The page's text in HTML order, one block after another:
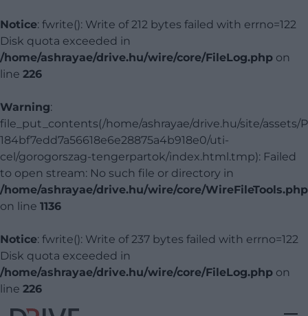
Notice: fwrite(): Write of 212 bytes failed with errno=122
Disk quota exceeded in
/home/ashrayae/drive.hu/wire/core/FileLog.php on
line 226
Warning:
file_put_contents(/home/ashrayae/drive.hu/site/assets/
184bf7edd7a56618e6e28875a4b918e0/uti-
cel/gorogorszag-tengerpartok/index.html.tmp): Failed
to open stream: No such file or directory in
/home/ashrayae/drive.hu/wire/core/WireFileTools.php
on line 1136
Notice: fwrite(): Write of 237 bytes failed with errno=122
Disk quota exceeded in
/home/ashrayae/drive.hu/wire/core/FileLog.php on
line 226